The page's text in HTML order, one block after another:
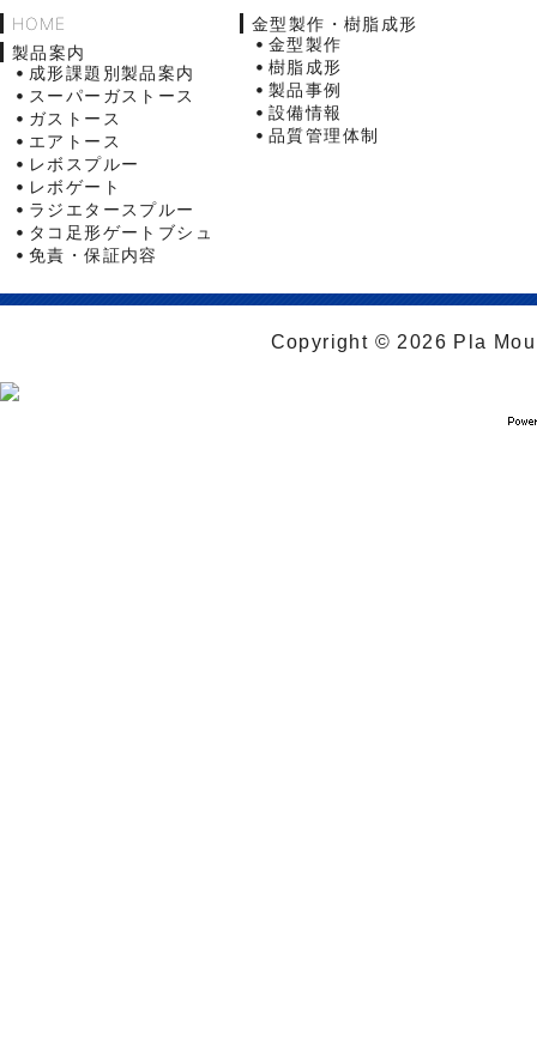
HOME
製品案内
成形課題別製品案内
スーパーガストース
ガストース
エアトース
レボスプルー
レボゲート
ラジエタースプルー
タコ足形ゲートブシュ
免責・保証内容
金型製作・樹脂成形
金型製作
樹脂成形
製品事例
設備情報
品質管理体制
Copyright © 2026 Pla